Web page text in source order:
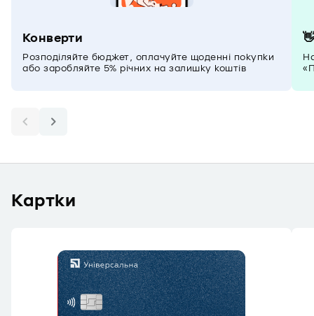
Конверти
Розподіляйте бюджет, оплачуйте щоденні покупки
або заробляйте 5% річних на залишку коштів
Картки